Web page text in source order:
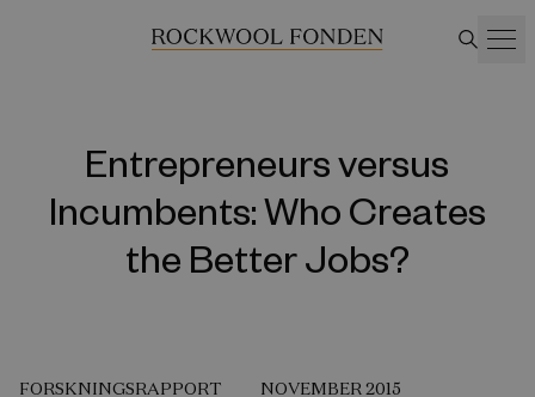
Entrepreneurs versus
Incumbents: Who Creates
the Better Jobs?
FORSKNINGSRAPPORT NOVEMBER 2015